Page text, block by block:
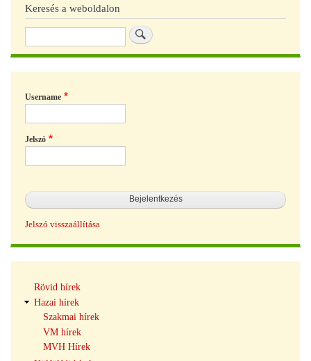
Keresés a weboldalon
Username
Jelszó
Jelszó visszaállítása
navigáció
Rövid hírek
Hazai hírek
Szakmai hírek
VM hírek
MVH Hírek